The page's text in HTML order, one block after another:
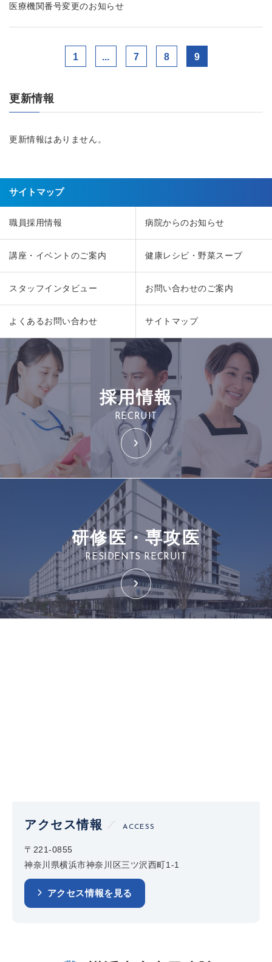
医療機関番号変更のお知らせ
1 ... 7 8 9
更新情報
更新情報はありません。
サイトマップ
職員採用情報 病院からのお知らせ
講座・イベントのご案内 健康レシピ・野菜スープ
スタッフインタビュー お問い合わせのご案内
よくあるお問い合わせ サイトマップ
採用情報
RECRUIT
研修医・専攻医
RESIDENTS RECRUIT
アクセス情報 ACCESS
〒221-0855
神奈川県横浜市神奈川区三ツ沢西町1-1
アクセス情報を見る